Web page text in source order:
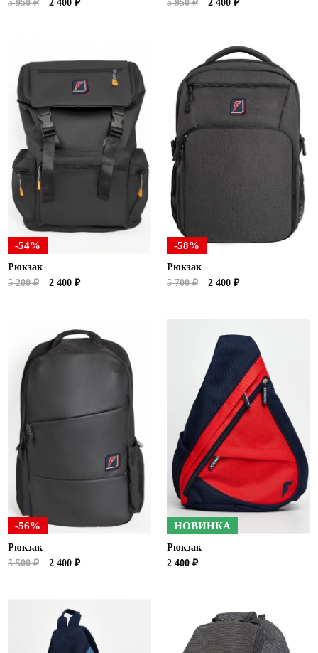
5 950 ₽
2 400 ₽
5 950 ₽
2 400 ₽
-54%
Рюкзак
5 200 ₽
2 400 ₽
-58%
Рюкзак
5 700 ₽
2 400 ₽
-56%
Рюкзак
5 500 ₽
2 400 ₽
НОВИНКА
Рюкзак
2 400 ₽